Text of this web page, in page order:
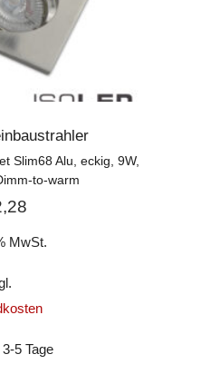
Slim68 Alu, eckig, 9W,
to-warm
MwSt.
3-5 Tage